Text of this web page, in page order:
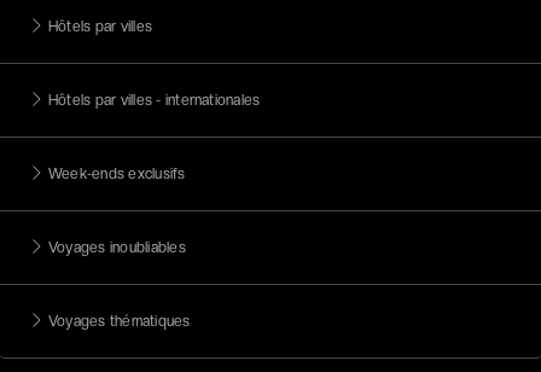
Hôtels par villes
Hôtels par villes - internationales
Week-ends exclusifs
Voyages inoubliables
Voyages thématiques